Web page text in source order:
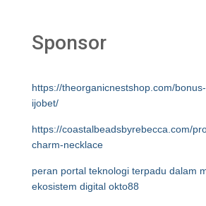
Sponsor
https://theorganicnestshop.com/
ijobet/
https://coastalbeadsbyrebecca.com/
charm-necklace
peran portal teknologi terpadu dalam
ekosistem digital okto88